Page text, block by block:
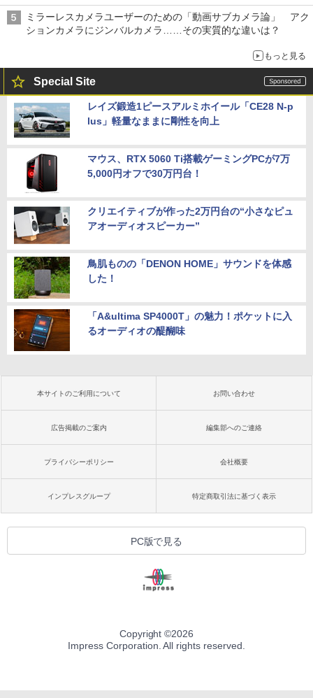
ミラーレスカメラユーザーのための「動画サブカメラ論」 アク
ションカメラにジンバルカメラ……その実質的な違いは？
もっと見る
Special Site
レイズ鍛造1ピースアルミホイール「CE28 N-p
lus」軽量なままに剛性を向上
マウス、RTX 5060 Ti搭載ゲーミングPCが7万
5,000円オフで30万円台！
クリエイティブが作った2万円台の“小さなピュ
アオーディオスピーカー”
鳥肌ものの「DENON HOME」サウンドを体感
した！
「A&ultima SP4000T」の魅力！ポケットに入
るオーディオの醍醐味
本サイトのご利用について お問い合わせ
広告掲載のご案内 編集部へのご連絡
プライバシーポリシー 会社概要
インプレスグループ 特定商取引法に基づく表示
PC版で見る
Copyright ©2026
Impress Corporation. All rights reserved.